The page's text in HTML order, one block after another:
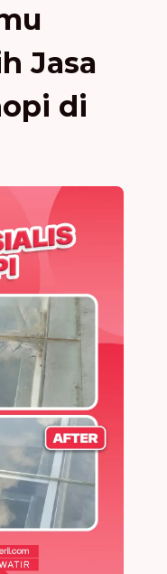
Jasa
di